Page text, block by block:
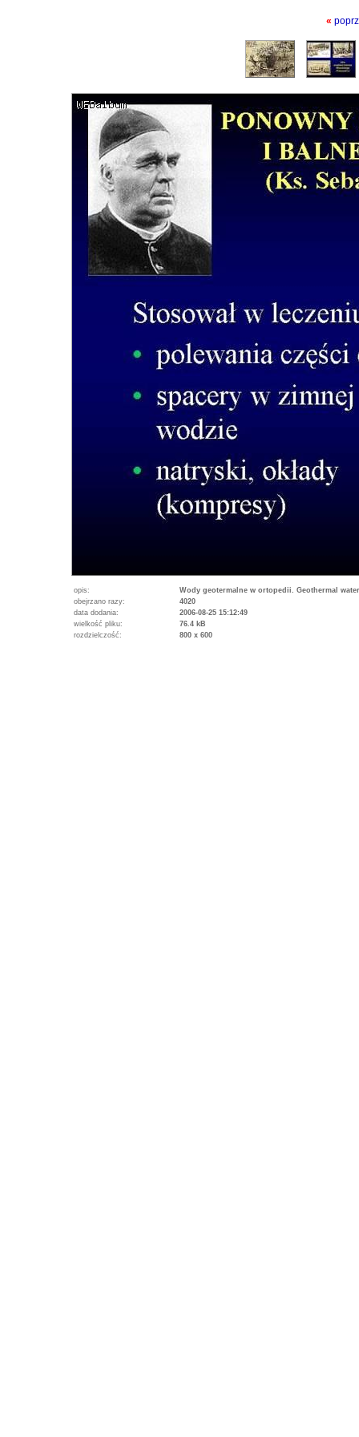
«
opis:
Wody geotermalne w ortopedii. Geothermal
obejrzano razy:
4020
data dodania:
2006-08-25 15:12:49
wielkość pliku:
76.4 kB
rozdzielczość:
800 x 600